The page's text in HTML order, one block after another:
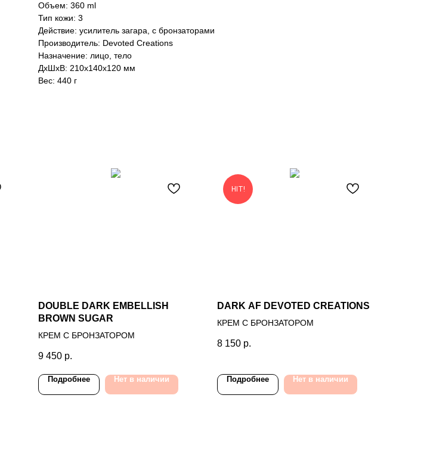
Объем: 360 ml
Тип кожи: 3
Действие: усилитель загара, с бронзаторами
Производитель: Devoted Creations
Назначение: лицо, тело
ДxШxВ: 210x140x120 мм
Вес: 440 г
DOUBLE DARK EMBELLISH
BROWN SUGAR
КРЕМ С БРОНЗАТОРОМ
9 450 р.
Подробнее Нет в наличии
HIT!
DARK AF DEVOTED CREATIONS
КРЕМ С БРОНЗАТОРОМ
8 150 р.
Подробнее Нет в наличии